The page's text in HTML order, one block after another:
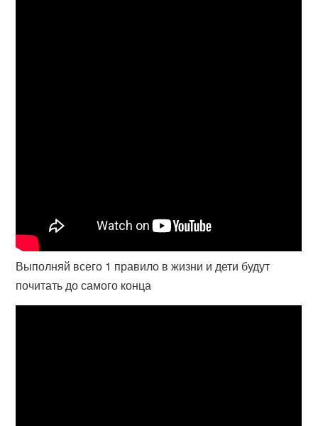
Выполняй всего 1 правило в жизни и дети будут
почитать до самого конца